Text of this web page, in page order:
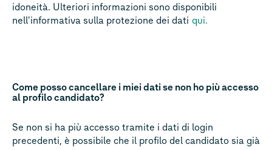
idoneità. Ulteriori informazioni sono disponibili
nell'informativa sulla protezione dei dati qui.
Come posso cancellare i miei dati se non ho più accesso
al profilo candidato?
Se non si ha più accesso tramite i dati di login
precedenti, è possibile che il profilo del candidato sia già